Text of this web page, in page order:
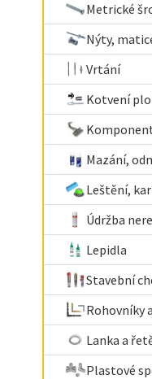
Metrické
Nýty,
Vrtání
Kotvení
Mazání,
Leštění,
Údržba
Lepidla
Stavební
Rohovníky
Lanka a
Plastové